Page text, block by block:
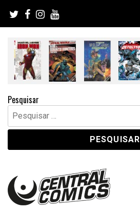
content
Pesquisar
Pesquisar
por: